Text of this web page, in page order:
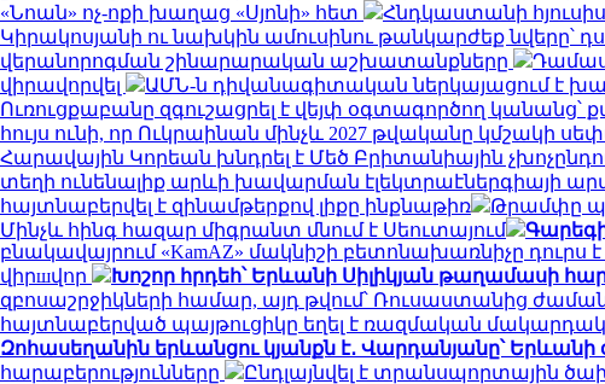
«Նոան» ոչ-ոքի խաղաց «Սյոնի» հետ
Հնդկաստանի
Կիրակոսյանի ու նախկին ամուսինու թանկարժեք նվերը՝
վերանորոգման շինարարական աշխատանքները
վիրավորվել
ԱՄՆ-ն դիվանագիտական ներկայացում է
Ուռուցքաբանը զգուշացրել է վեյփ օգտագործող կանանց՝
հույս ունի, որ Ուկրաինան մինչև 2027 թվականը կմշակի
Հարավային Կորեան խնդրել է Մեծ Բրիտանիային
տեղի ունենալիք արևի խավարման էլեկտրաէներգիայի
հայտնաբերվել է զինամթերքով լիքը ինքնաթիռ
Թրամփը
Մինչև հինգ հազար միգրանտ մնում է Սեուտայում
բնակավայրում «KamAZ» մակնիշի բետոնախառնիչը
վիրшվոր
Խոշոր հրդեհ՝ Երևանի Սիլիկյան թաղամասի
զբոսաշրջիկների համար, այդ թվում՝ Ռուսաստանից
հայտնաբերված պայթուցիկը եղել է ռազմական
Զոհասեղանին երևանցու կյանքն է․ Վարդանյանը՝ Երևանի
հարաբերությունները
Ընդլայնվել է տրանսպորտային